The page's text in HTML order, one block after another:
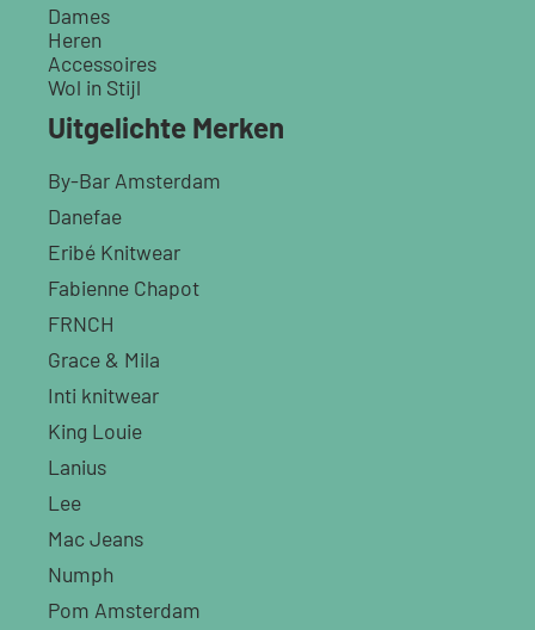
Dames
Heren
Accessoires
Wol in Stijl
Uitgelichte Merken
By-Bar Amsterdam
Danefae
Eribé Knitwear
Fabienne Chapot
FRNCH
Grace & Mila
Inti knitwear
King Louie
Lanius
Lee
Mac Jeans
Numph
Pom Amsterdam